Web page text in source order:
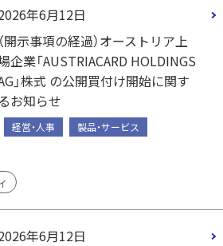
年6月12日
（開示事項の経過）オーストリア上
企業「AUSTRIACARD HOLDINGS
」株式 の公開買付け開始に関す
るお知らせ
経営・人事
製品・サービス
年6月12日